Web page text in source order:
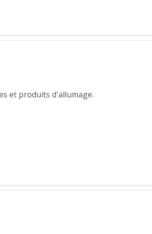
et produits d'allumage.